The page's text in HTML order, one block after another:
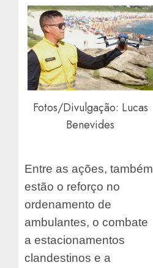
Fotos/Divulgação: Lucas
Benevides
Entre as ações, também
estão o reforço no
ordenamento de
ambulantes, o combate
a estacionamentos
clandestinos e a